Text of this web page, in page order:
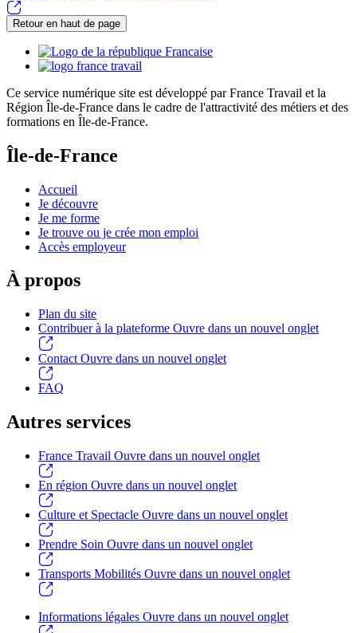
Retour en haut de page
Ce service numérique site est développé par France Travail et la
Région Île-de-France dans le cadre de l'attractivité des métiers et des
formations en Île-de-France.
Île-de-France
Accueil
Je découvre
Je me forme
Je trouve ou je crée mon emploi
Accès employeur
À propos
Plan du site
Contribuer à la plateforme Ouvre dans un nouvel onglet
Contact Ouvre dans un nouvel onglet
FAQ
Autres services
France Travail Ouvre dans un nouvel onglet
En région Ouvre dans un nouvel onglet
Culture et Spectacle Ouvre dans un nouvel onglet
Prendre Soin Ouvre dans un nouvel onglet
Transports Mobilités Ouvre dans un nouvel onglet
Informations légales Ouvre dans un nouvel onglet